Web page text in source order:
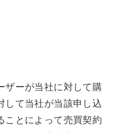
ザーが当社に対して購
して当社が当該申し込
ことによって売買契約